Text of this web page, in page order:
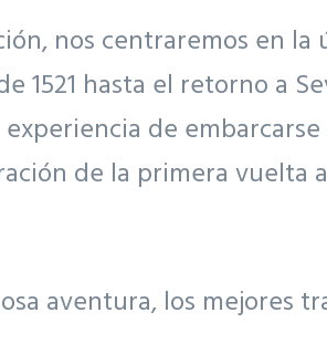
nos centraremos en
1521 hasta el retorno a
de embarcarse
de la primera vuelta
aventura, los mejores